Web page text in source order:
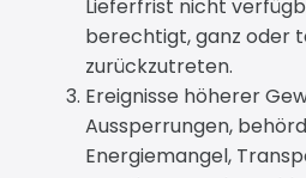
Lieferfrist nicht
berechtigt, ganz oder
zurückzutreten.
Ereignisse höherer
Aussperrungen,
Energiemangel,